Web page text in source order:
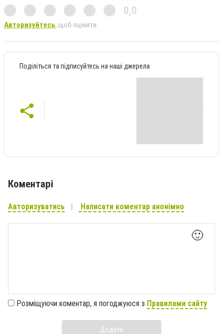
0,0
Авторизуйтесь, щоб оцінити
Поділіться та підписуйтесь на наші джерела
Коментарі
Авторизуватись Написати коментар анонімно
🙂
Розміщуючи коментар, я погоджуюся з Правилами сайту
Додати